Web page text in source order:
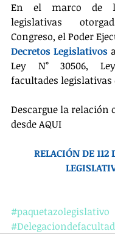
En el marco de
legislativas
Congreso, el Poder
Decretos Legislativos
Ley N° 30506,
facultades legislativas
Descargue la relación
desde AQUI
RELACIÓN DE 112
#paquetazolegislativo